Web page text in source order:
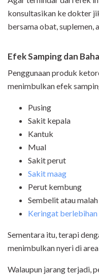
konsultasikan ke dokter
bersama obat, suplemen,
Efek Samping dan
Penggunaan produk
menimbulkan efek
Pusing
Sakit kepala
Kantuk
Mual
Sakit perut
Sakit maag
Perut kembung
Sembelit atau
Keringat berlebihan
Sementara itu, terapi
menimbulkan nyeri di
Walaupun jarang terjadi,